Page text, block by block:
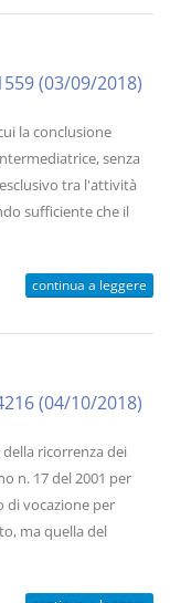
(03/09/2018)
la conclusione
senza
tra l'attività
sufficiente che il
continua a leggere
(04/10/2018)
ricorrenza dei
n. 17 del 2001 per
di vocazione per
ma quella del